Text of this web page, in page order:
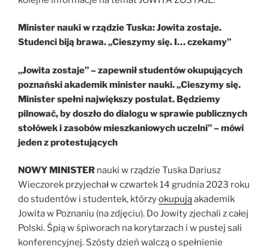
Minister nauki w rządzie Tuska: Jowita zostaje.
Studenci biją brawa. „Cieszymy się. I… czekamy”
„Jowita zostaje” – zapewnił studentów okupujących
poznański akademik minister nauki. „Cieszymy się.
Minister spełni największy postulat. Będziemy
pilnować, by doszło do dialogu w sprawie publicznych
stołówek i zasobów mieszkaniowych uczelni” – mówi
jeden z protestujących
NOWY MINISTER nauki w rządzie Tuska Dariusz
Wieczorek przyjechał w czwartek 14 grudnia 2023 roku
do studentów i studentek, którzyokupująakademik
Jowita w Poznaniu (na zdjęciu). Do Jowity zjechali z całej
Polski. Śpią w śpiworach na korytarzach i w pustej sali
konferencyjnej. Szósty dzień walczą o spełnienie